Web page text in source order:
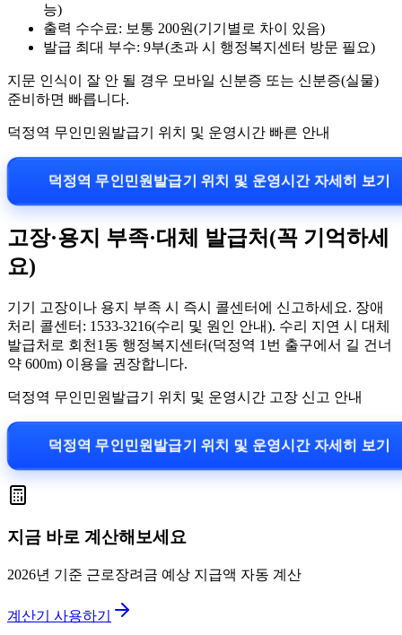
능)
출력 수수료: 보통 200원(기기별로 차이 있음)
발급 최대 부수: 9부(초과 시 행정복지센터 방문 필요)
지문 인식이 잘 안 될 경우 모바일 신분증 또는 신분증(실물)
준비하면 빠릅니다.
덕정역 무인민원발급기 위치 및 운영시간 빠른 안내
덕정역 무인민원발급기 위치 및 운영시간 자세히 보기
고장·용지 부족·대체 발급처(꼭 기억하세
요)
기기 고장이나 용지 부족 시 즉시 콜센터에 신고하세요. 장애
처리 콜센터: 1533-3216(수리 및 원인 안내). 수리 지연 시 대체
발급처로 회천1동 행정복지센터(덕정역 1번 출구에서 길 건너
약 600m) 이용을 권장합니다.
덕정역 무인민원발급기 위치 및 운영시간 고장 신고 안내
덕정역 무인민원발급기 위치 및 운영시간 자세히 보기
지금 바로 계산해보세요
2026년 기준 근로장려금 예상 지급액 자동 계산
계산기 사용하기